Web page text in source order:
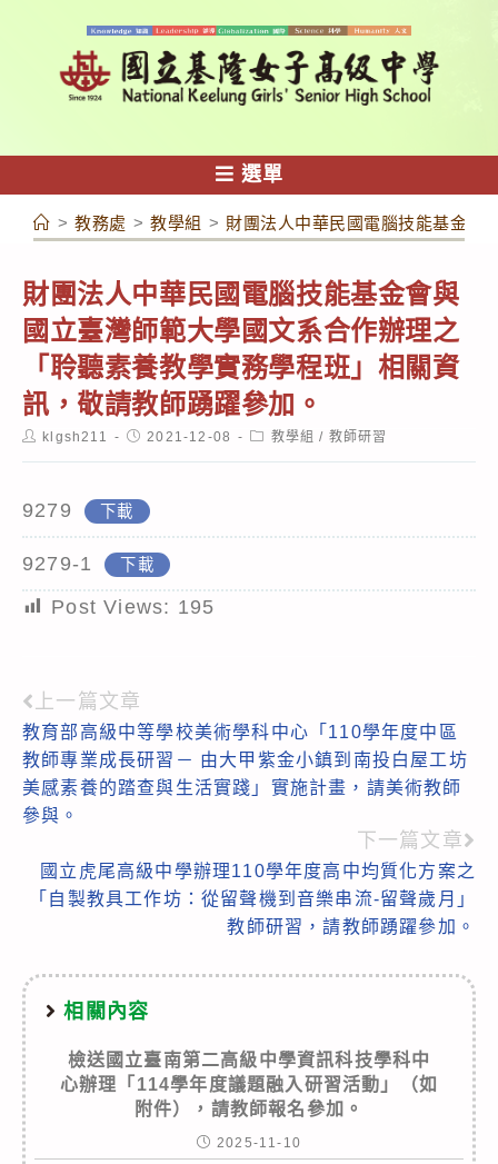
容
選單
> 教務處 > 教學組 > 財團法人中華民國電腦技能基金會
財團法人中華民國電腦技能基金會與
國立臺灣師範大學國文系合作辦理之
「聆聽素養教學實務學程班」相關資
訊，敬請教師踴躍參加。
Postklgsh211
Post2021-12-08
Post教學組 / 教師研習
9279 下載
9279-1 下載
Post Views: 195
Read
more
articles
上一篇文章
教育部高級中等學校美術學科中心「110學年度中區
教師專業成長研習－ 由大甲紫金小鎮到南投白屋工坊
美感素養的踏查與生活實踐」實施計畫，請美術教師
參與。
下一篇文章
國立虎尾高級中學辦理110學年度高中均質化方案之
「自製教具工作坊：從留聲機到音樂串流-留聲歲月」
教師研習，請教師踴躍參加。
相關內容
檢送國立臺南第二高級中學資訊科技學科中
心辦理「114學年度議題融入研習活動」（如
附件），請教師報名參加。
2025-11-10